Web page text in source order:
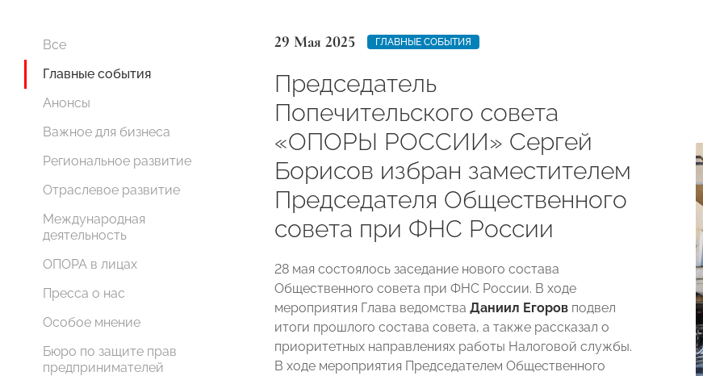
Все
Главные события
Анонсы
Важное для бизнеса
Региональное развитие
Отраслевое развитие
Международная
деятельность
ОПОРА в лицах
Пресса о нас
Особое мнение
Бюро по защите прав
предпринимателей
29 Мая 2025 ГЛАВНЫЕ СОБЫТИЯ
Председатель
Попечительского совета
«ОПОРЫ РОССИИ» Сергей
Борисов избран заместителем
Председателя Общественного
совета при ФНС России
28 мая состоялось заседание нового состава
Общественного совета при ФНС России. В ходе
мероприятия Глава ведомства Даниил Егоров подвел
итоги прошлого состава совета, а также рассказал о
приоритетных направлениях работы Налоговой службы.
В ходе мероприятия Председателем Общественного